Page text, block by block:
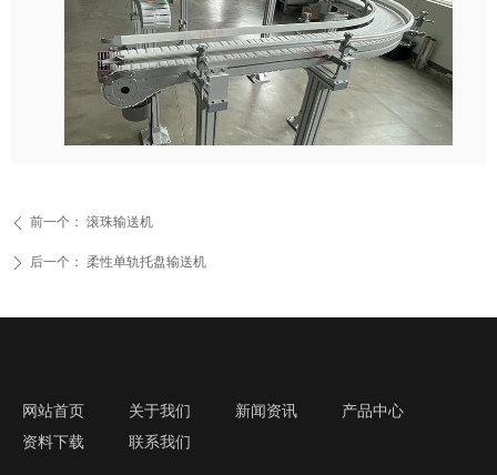
ꄴ 前一个： 滚珠输送机
ꄲ 后一个： 柔性单轨托盘输送机
网站首页 关于我们 新闻资讯
产品中心
资料下载
联系我们